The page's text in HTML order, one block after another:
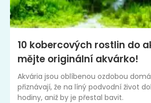
10 kobercových rostlin do
mějte originální akvárko!
Akvária jsou oblíbenou ozdobou
přiznávají, že na líný podvodní život
hodiny, aniž by je přestal bavit.